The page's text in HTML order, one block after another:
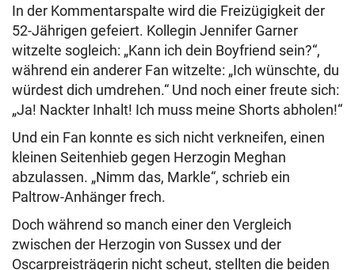
In der Kommentarspalte wird die Freizügigkeit der
52-Jährigen gefeiert. Kollegin Jennifer Garner
witzelte sogleich: „Kann ich dein Boyfriend sein?“,
während ein anderer Fan witzelte: „Ich wünschte, du
würdest dich umdrehen.“ Und noch einer freute sich:
„Ja! Nackter Inhalt! Ich muss meine Shorts abholen!“
Und ein Fan konnte es sich nicht verkneifen, einen
kleinen Seitenhieb gegen Herzogin Meghan
abzulassen. „Nimm das, Markle“, schrieb ein
Paltrow-Anhänger frech.
Doch während so manch einer den Vergleich
zwischen der Herzogin von Sussex und der
Oscarpreisträgerin nicht scheut, stellten die beiden